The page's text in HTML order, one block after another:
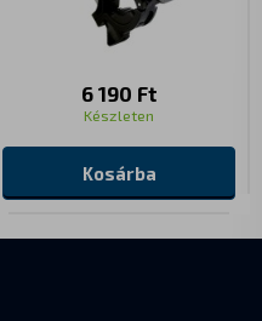
6 190 Ft
Készleten
Kosárba